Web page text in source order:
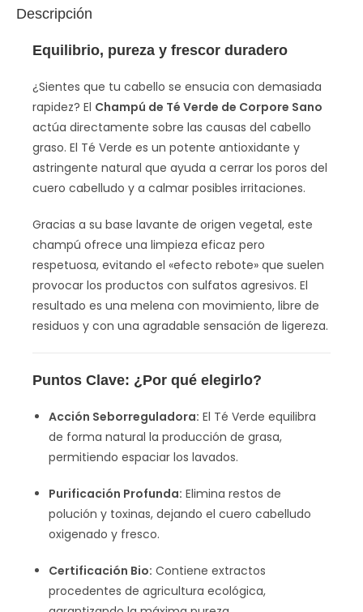
Descripción
Equilibrio, pureza y frescor duradero
¿Sientes que tu cabello se ensucia con demasiada
rapidez? El Champú de Té Verde de Corpore Sano
actúa directamente sobre las causas del cabello
graso. El Té Verde es un potente antioxidante y
astringente natural que ayuda a cerrar los poros del
cuero cabelludo y a calmar posibles irritaciones.
Gracias a su base lavante de origen vegetal, este
champú ofrece una limpieza eficaz pero
respetuosa, evitando el «efecto rebote» que suelen
provocar los productos con sulfatos agresivos. El
resultado es una melena con movimiento, libre de
residuos y con una agradable sensación de ligereza.
Puntos Clave: ¿Por qué elegirlo?
Acción Seborreguladora: El Té Verde equilibra
de forma natural la producción de grasa,
permitiendo espaciar los lavados.
Purificación Profunda: Elimina restos de
polución y toxinas, dejando el cuero cabelludo
oxigenado y fresco.
Certificación Bio: Contiene extractos
procedentes de agricultura ecológica,